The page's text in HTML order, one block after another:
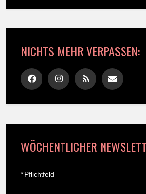
NICHTS MEHR VERPASSEN:
WÖCHENTLICHER
*Pflichtfeld